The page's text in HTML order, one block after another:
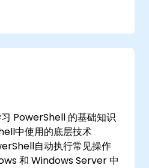
PowerShell 的基础知识
中使用的底层技术
自动执行常见操作
和 Windows Server 中